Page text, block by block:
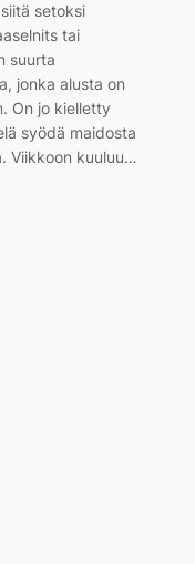
setoksi
tai
suurta
jonka alusta on
On jo kielletty
syödä maidosta
Viikkoon kuuluu…